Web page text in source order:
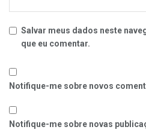
Salvar meus dados neste
que eu comentar.
Notifique-me sobre novos
Notifique-me sobre novas